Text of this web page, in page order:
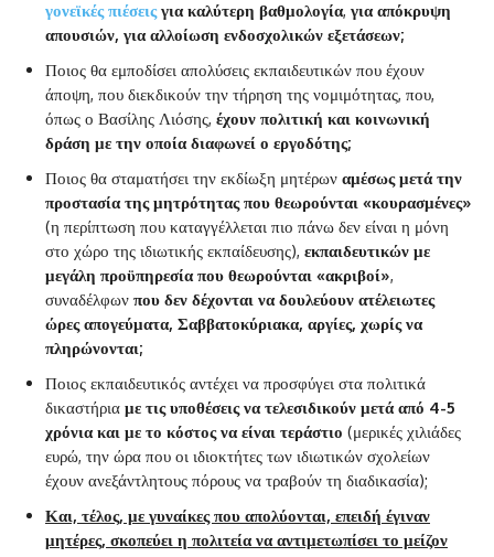
γονεϊκές πιέσειςγια καλύτερη βαθμολογία, για απόκρυψη
απουσιών, για αλλοίωση ενδοσχολικών εξετάσεων;
Ποιος θα εμποδίσει απολύσεις εκπαιδευτικών που έχουν
άποψη, που διεκδικούν την τήρηση της νομιμότητας, που,
όπως ο Βασίλης Λιόσης, έχουν πολιτική και κοινωνική
δράση με την οποία διαφωνεί ο εργοδότης;
Ποιος θα σταματήσει την εκδίωξη μητέρων αμέσως μετά την
προστασία της μητρότητας που θεωρούνται «κουρασμένες»
(η περίπτωση που καταγγέλλεται πιο πάνω δεν είναι η μόνη
στο χώρο της ιδιωτικής εκπαίδευσης), εκπαιδευτικών με
μεγάλη προϋπηρεσία που θεωρούνται «ακριβοί»,
συναδέλφων που δεν δέχονται να δουλεύουν ατέλειωτες
ώρες απογεύματα, Σαββατοκύριακα, αργίες, χωρίς να
πληρώνονται;
Ποιος εκπαιδευτικός αντέχει να προσφύγει στα πολιτικά
δικαστήρια με τις υποθέσεις να τελεσιδικούν μετά από 4-5
χρόνια και με το κόστος να είναι τεράστιο (μερικές χιλιάδες
ευρώ, την ώρα που οι ιδιοκτήτες των ιδιωτικών σχολείων
έχουν ανεξάντλητους πόρους να τραβούν τη διαδικασία);
Και, τέλος, με γυναίκες που απολύονται, επειδή έγιναν
μητέρες, σκοπεύει η πολιτεία να αντιμετωπίσει το μείζον